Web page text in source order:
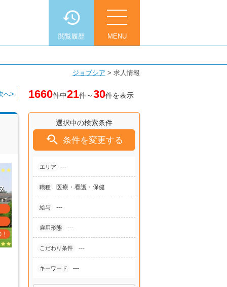
MENU
閲覧履歴
ジョブシア > 求人情報
1660件中21件～30件を表示
へ>
選択中の検索条件
 条件を変更する
エリア ---
職種 医療・看護・保健
給与 ---
雇用形態 ---
こだわり条件 ---
キーワード ---